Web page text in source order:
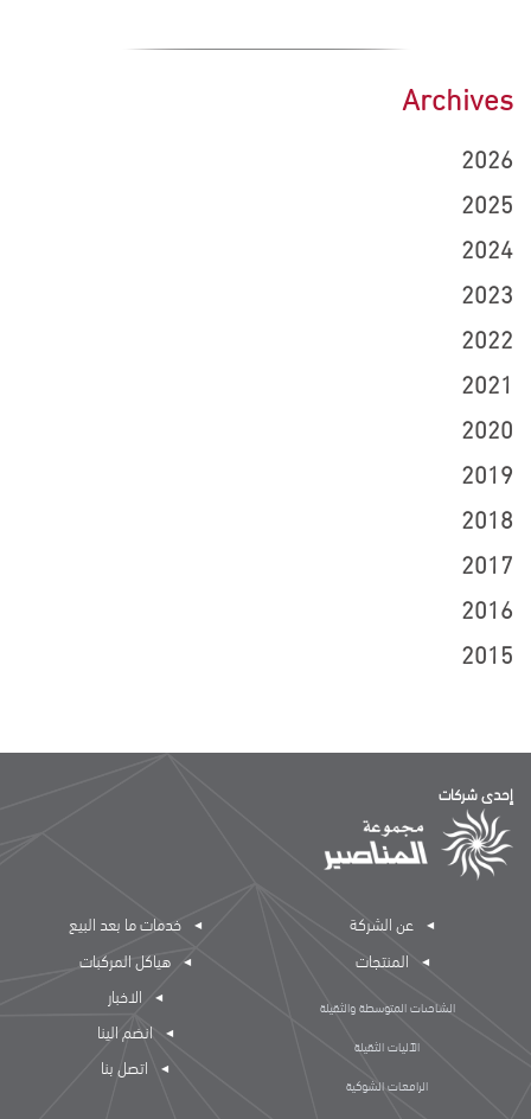
Archives
2026
2025
2024
2023
2022
2021
2020
2019
2018
2017
2016
2015
إحدى شركات
عن الشركة
المنتجات
الشاحنات المتوسطة والثقيلة
الآليات الثقيلة
الرافعات الشوكية
خدمات ما بعد البيع
هياكل المركبات
الاخبار
انضم الينا
اتصل بنا